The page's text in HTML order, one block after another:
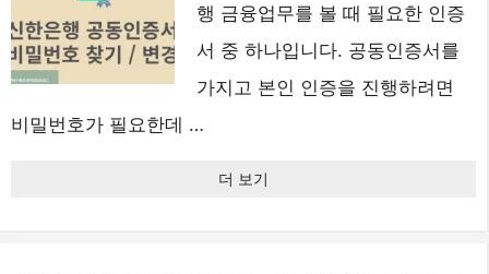
행 금융업무를 볼 때 필요한 인증
서 중 하나입니다. 공동인증서를
가지고 본인 인증을 진행하려면
비밀번호가 필요한데 …
더 보기